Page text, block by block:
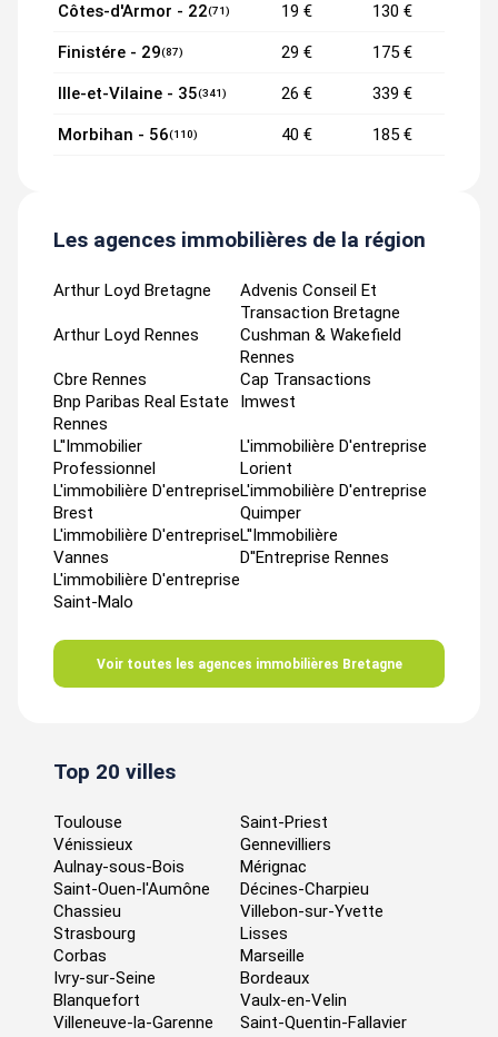
Côtes-d'Armor - 22(71) 19 € 130 €
Finistére - 29(87) 29 € 175 €
Ille-et-Vilaine - 35(341) 26 € 339 €
Morbihan - 56(110) 40 € 185 €
Les agences immobilières de la région
Arthur Loyd Bretagne
Advenis Conseil Et
Transaction Bretagne
Arthur Loyd Rennes
Cushman & Wakefield
Rennes
Cbre Rennes
Cap Transactions
Bnp Paribas Real Estate
Rennes
Imwest
L''immobilier
Professionnel
L'immobilière D'entreprise
Lorient
L'immobilière D'entreprise
Brest
L'immobilière D'entreprise
Quimper
L'immobilière D'entreprise
Vannes
L''immobilière
D''entreprise Rennes
L'immobilière D'entreprise
Saint-Malo
Voir toutes les agences immobilières Bretagne
Top 20 villes
Toulouse
Saint-Priest
Vénissieux
Gennevilliers
Aulnay-sous-Bois
Mérignac
Saint-Ouen-l'Aumône
Décines-Charpieu
Chassieu
Villebon-sur-Yvette
Strasbourg
Lisses
Corbas
Marseille
Ivry-sur-Seine
Bordeaux
Blanquefort
Vaulx-en-Velin
Villeneuve-la-Garenne
Saint-Quentin-Fallavier